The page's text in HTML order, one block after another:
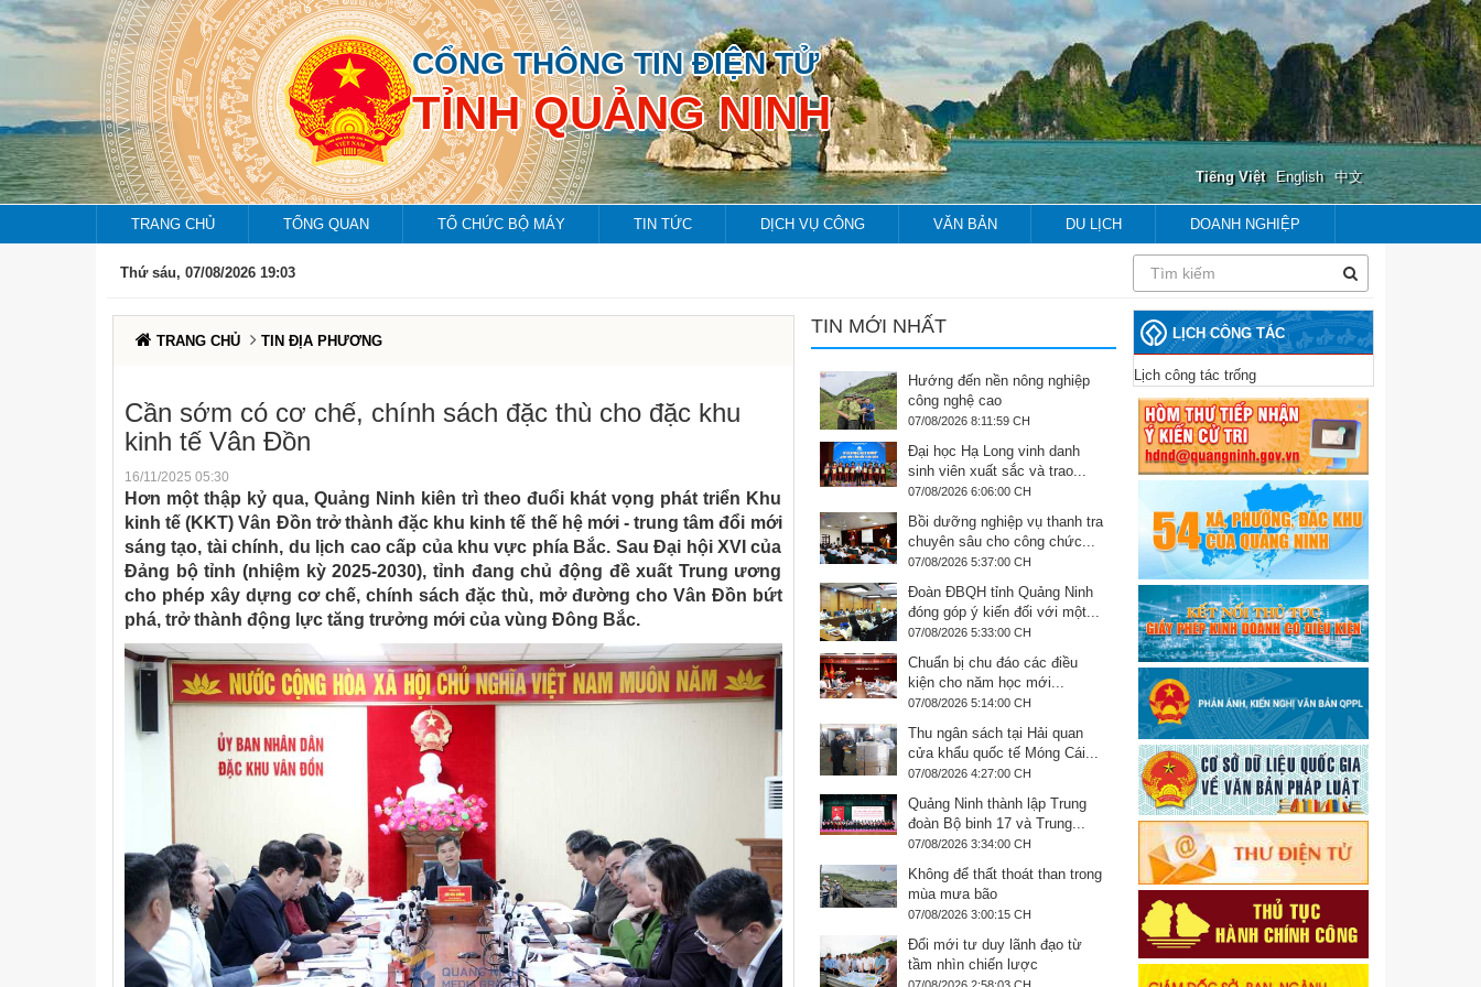
next
CỔNG THÔNG TIN ĐIỆN TỬ
TỈNH QUẢNG NINH
Tiếng Việt English 中文
TRANG CHỦ TỔNG QUAN TỔ CHỨC BỘ MÁY TIN TỨC DỊCH VỤ CÔNG VĂN BẢN DU LỊCH DOANH NGHIỆP
Thứ sáu, 07/08/2026 19:03
TRANG CHỦ TIN ĐỊA PHƯƠNG
Cần sớm có cơ chế, chính sách đặc thù cho đặc khu
kinh tế Vân Đồn
16/11/2025 05:30
Hơn một thập kỷ qua, Quảng Ninh kiên trì theo đuổi khát vọng phát triển Khu
kinh tế (KKT) Vân Đồn trở thành đặc khu kinh tế thế hệ mới - trung tâm đổi mới
sáng tạo, tài chính, du lịch cao cấp của khu vực phía Bắc. Sau Đại hội XVI của
Đảng bộ tỉnh (nhiệm kỳ 2025-2030), tỉnh đang chủ động đề xuất Trung ương
cho phép xây dựng cơ chế, chính sách đặc thù, mở đường cho Vân Đồn bứt
phá, trở thành động lực tăng trưởng mới của vùng Đông Bắc.
TIN MỚI NHẤT
Hướng đến nền nông nghiệp
công nghệ cao
07/08/2026 8:11:59 CH
Đại học Hạ Long vinh danh
sinh viên xuất sắc và trao...
07/08/2026 6:06:00 CH
Bồi dưỡng nghiệp vụ thanh tra
chuyên sâu cho công chức...
07/08/2026 5:37:00 CH
Đoàn ĐBQH tỉnh Quảng Ninh
đóng góp ý kiến đối với một...
07/08/2026 5:33:00 CH
Chuẩn bị chu đáo các điều
kiện cho năm học mới...
07/08/2026 5:14:00 CH
Thu ngân sách tại Hải quan
cửa khẩu quốc tế Móng Cái...
07/08/2026 4:27:00 CH
Quảng Ninh thành lập Trung
đoàn Bộ binh 17 và Trung...
07/08/2026 3:34:00 CH
Không để thất thoát than trong
mùa mưa bão
07/08/2026 3:00:15 CH
Đổi mới tư duy lãnh đạo từ
tầm nhìn chiến lược
LỊCH CÔNG TÁC
Lịch công tác trống